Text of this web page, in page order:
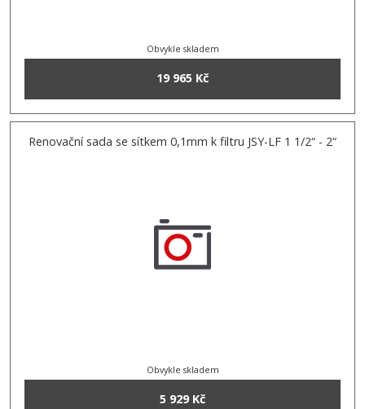
Obvykle skladem
19 965 Kč
Renovační sada se sítkem 0,1mm k filtru JSY-LF 1 1/2“ - 2“
Obvykle skladem
5 929 Kč